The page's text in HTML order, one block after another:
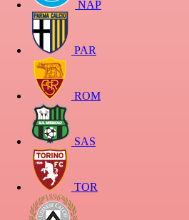
NAP
PAR
ROM
SAS
TOR